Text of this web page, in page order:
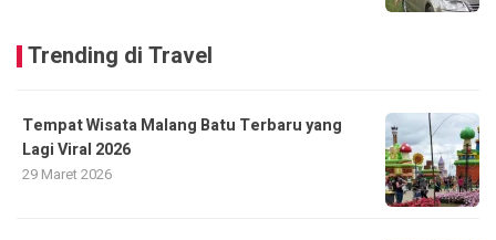
Trending di Travel
Tempat Wisata Malang Batu Terbaru yang
Lagi Viral 2026
29 Maret 2026